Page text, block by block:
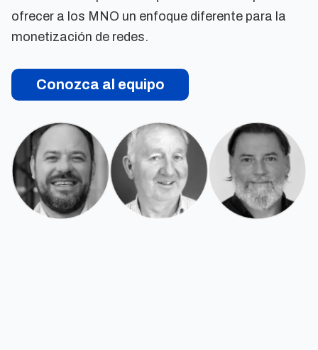
ofrecer a los MNO un enfoque diferente para la
monetización de redes.
Conozca al equipo